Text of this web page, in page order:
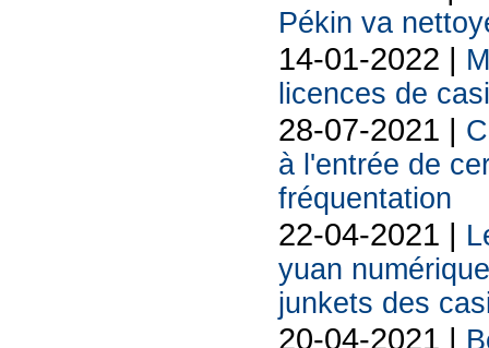
Pékin va
14-01-2022 |
licences de
28-07-2021 |
à l'entrée de
fréquentation
22-04-2021 |
yuan
junkets des
20-04-2021 |